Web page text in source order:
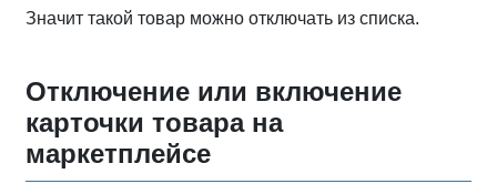
Значит такой товар можно отключать из списка.
Отключение или включение
карточки товара на
маркетплейсе